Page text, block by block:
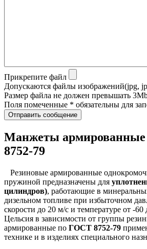
Прикрепите файл
Допускаются файлы изображений(jpg,
Размер файла не должен превышать
Поля помеченные * обязательны для
Отправить сообщение
Манжеты
8752-79
Резиновые армированные
пружиной предназначены для
цилиндров), работающие в
дизельном топливе при избыточном
скорости до 20 м/с и температуре от -60
Цельсия в зависимости от группы
армированные по ГОСТ 8752-79
технике и в изделиях специального